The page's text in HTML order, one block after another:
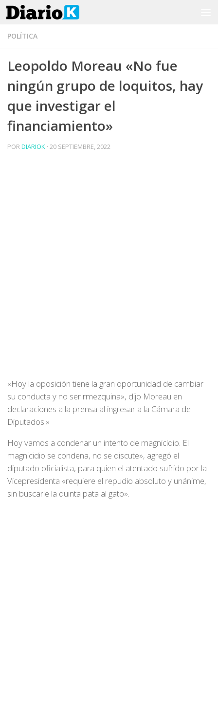
Saltar al contenido
POLÍTICA
Leopoldo Moreau «No fue
ningún grupo de loquitos, hay
que investigar el
financiamiento»
PORDIARIOK · 20 SEPTIEMBRE, 2022
«Hoy la oposición tiene la gran oportunidad de cambiar
su conducta y no ser rmezquina», dijo Moreau en
declaraciones a la prensa al ingresar a la Cámara de
Diputados.»
Hoy vamos a condenar un intento de magnicidio. El
magnicidio se condena, no se discute», agregó el
diputado oficialista, para quien el atentado sufrido por la
Vicepresidenta «requiere el repudio absoluto y unánime,
sin buscarle la quinta pata al gato».